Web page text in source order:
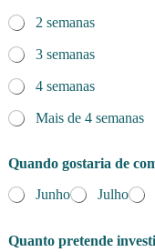
2 semanas
3 semanas
4 semanas
Mais de 4 semanas
Quando gostaria de
Junho
Julho
Quanto pretende